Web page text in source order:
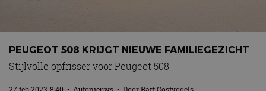
MotorRAI.nl
PEUGEOT 508 KRIJGT NIEUWE FAMILIEGEZICHT
Stijlvolle opfrisser voor Peugeot 508